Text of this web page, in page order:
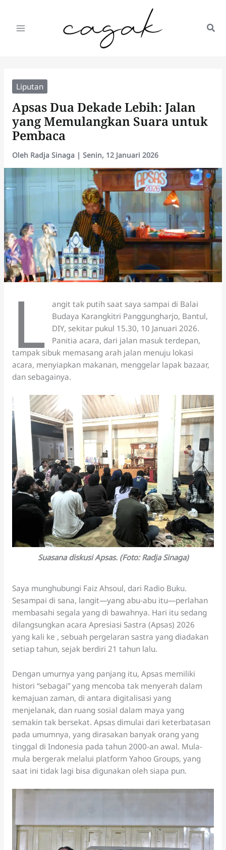
konten
Liputan
Apsas Dua Dekade Lebih: Jalan
yang Memulangkan Suara untuk
Pembaca
Oleh Radja Sinaga | Senin, 12 Januari 2026
L
angit tak putih saat saya sampai di Balai
Budaya Karangkitri Panggungharjo, Bantul,
DIY, sekitar pukul 15.30, 10 Januari 2026.
Panitia acara, dari jalan masuk terdepan,
tampak sibuk memasang arah jalan menuju lokasi
acara, menyiapkan makanan, menggelar lapak bazaar,
dan sebagainya.
Suasana diskusi Apsas. (Foto: Radja Sinaga)
Saya munghubungi Faiz Ahsoul, dari Radio Buku.
Sesampai di sana, langit—yang abu-abu itu—perlahan
membasahi segala yang di bawahnya. Hari itu sedang
dilangsungkan acara Apresiasi Sastra (Apsas) 2026
yang kali ke , sebuah pergelaran sastra yang diadakan
setiap tahun, sejak berdiri 21 tahun lalu.
Dengan umurnya yang panjang itu, Apsas memiliki
histori “sebagai” yang mencoba tak menyerah dalam
kemajuan zaman, di antara digitalisasi yang
menjelanak, dan ruang sosial dalam maya yang
semakin tak bersekat. Apsas dimulai dari keterbatasan
pada umumnya, yang dirasakan banyak orang yang
tinggal di Indonesia pada tahun 2000-an awal. Mula-
mula bergerak melalui platform Yahoo Groups, yang
saat ini tidak lagi bisa digunakan oleh siapa pun.